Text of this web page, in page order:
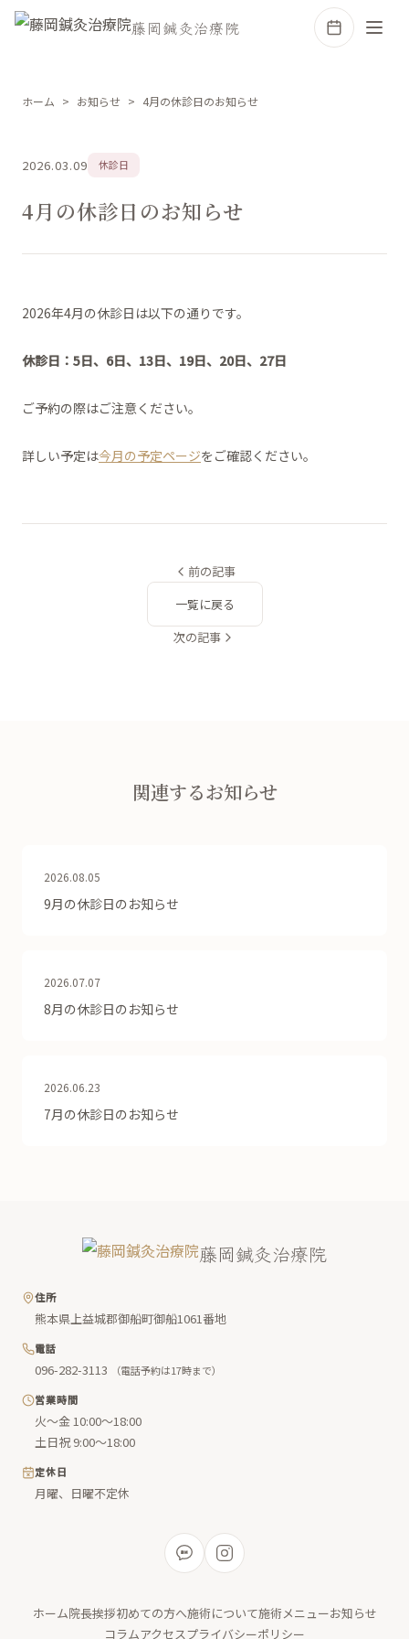
藤岡鍼灸治療院
ホーム お知らせ 4月の休診日のお知らせ
2026.03.09 休診日
4月の休診日のお知らせ
2026年4月の休診日は以下の通りです。
休診日：5日、6日、13日、19日、20日、27日
ご予約の際はご注意ください。
詳しい予定は今月の予定ページをご確認ください。
前の記事
一覧に戻る
次の記事
関連するお知らせ
2026.08.05
9月の休診日のお知らせ
2026.07.07
8月の休診日のお知らせ
2026.06.23
7月の休診日のお知らせ
藤岡鍼灸治療院
住所
熊本県上益城郡御船町御船1061番地
電話
096-282-3113
（電話予約は17時まで）
営業時間
火〜金 10:00〜18:00
土日祝 9:00〜18:00
定休日
月曜、日曜不定休
ホーム院長挨拶初めての方へ施術について施術メニューお知らせ
コラムアクセスプライバシーポリシー